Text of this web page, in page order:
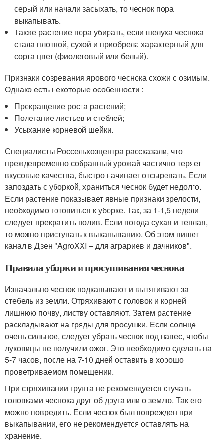
серый или начали засыхать, то чеснок пора
выкапывать.
Также растение пора убирать, если шелуха чеснока
стала плотной, сухой и приобрела характерный для
сорта цвет (фиолетовый или белый).
Признаки созревания ярового чеснока схожи с озимым.
Однако есть некоторые особенности :
Прекращение роста растений;
Полегание листьев и стеблей;
Усыхание корневой шейки.
Специалисты Россельхозцентра рассказали, что
преждевременно собранный урожай частично теряет
вкусовые качества, быстро начинает отсыревать. Если
запоздать с уборкой, храниться чеснок будет недолго.
Если растение показывает явные признаки зрелости,
необходимо готовиться к уборке. Так, за 1-1,5 недели
следует прекратить полив. Если погода сухая и теплая,
то можно приступать к выкапыванию. Об этом пишет
канал в Дзен "AgroXXI – для аграриев и дачников".
Правила уборки и просушивания чеснока
Изначально чеснок подкапывают и вытягивают за
стебель из земли. Отряхивают с головок и корней
лишнюю почву, листву оставляют. Затем растение
раскладывают на гряды для просушки. Если солнце
очень сильное, следует убрать чеснок под навес, чтобы
луковицы не получили ожог. Это необходимо сделать на
5-7 часов, после на 7-10 дней оставить в хорошо
проветриваемом помещении.
При стряхивании грунта не рекомендуется стучать
головками чеснока друг об друга или о землю. Так его
можно повредить. Если чеснок был поврежден при
выкапывании, его не рекомендуется оставлять на
хранение.